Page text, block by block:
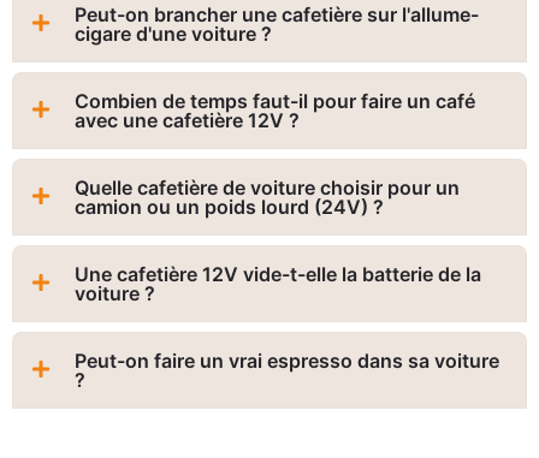
Peut-on brancher une cafetière sur l'allume-
cigare d'une voiture ?
Combien de temps faut-il pour faire un café
avec une cafetière 12V ?
Quelle cafetière de voiture choisir pour un
camion ou un poids lourd (24V) ?
Une cafetière 12V vide-t-elle la batterie de la
voiture ?
Peut-on faire un vrai espresso dans sa voiture
?